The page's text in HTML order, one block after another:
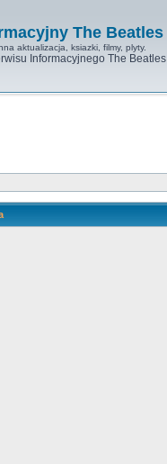
The Beatles
aktualizacja, ksiazki, filmy, plyty.
Informacyjnego The Beatles